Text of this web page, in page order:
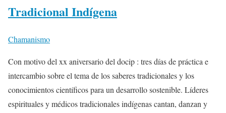
Tradicional Indígena
Chamanismo
Con motivo del xx aniversario del docip : tres días de práctica e
intercambio sobre el tema de los saberes tradicionales y los
conocimientos científicos para un desarrollo sostenible. Líderes
espirituales y médicos tradicionales indígenas cantan, danzan y